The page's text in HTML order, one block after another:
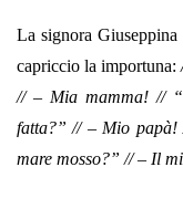
La signora
capriccio la importuna:
// – Mia mamma! //
fatta?” // – Mio papà!
mare mosso?” // – Il